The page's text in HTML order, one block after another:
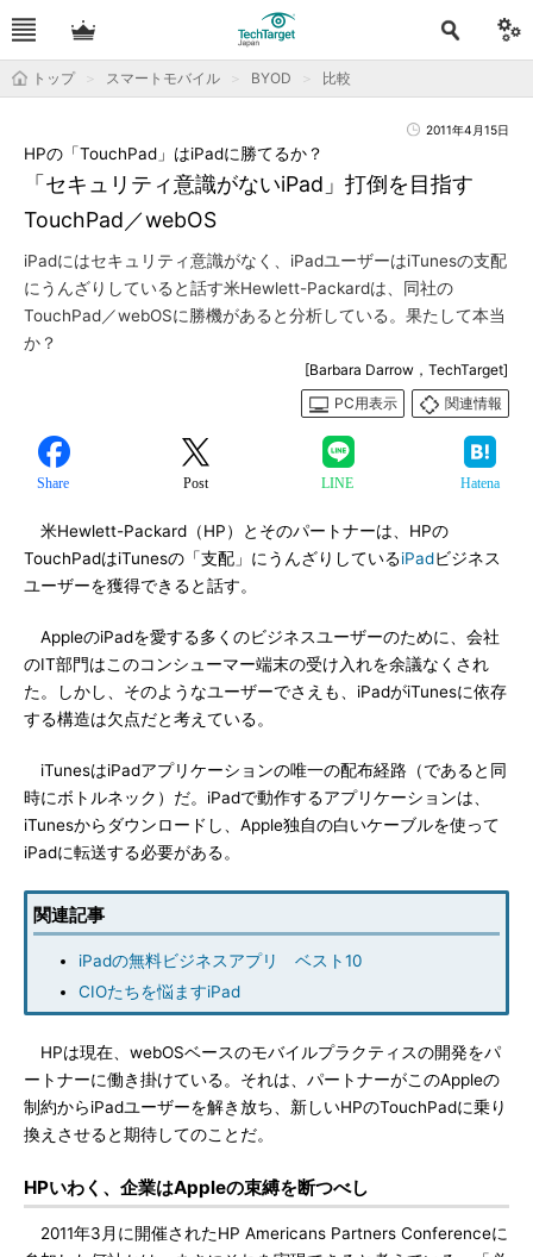
トップ スマートモバイル BYOD 比較
2011年4月15日
「セキュリティ意識がないiPad」打倒を目指す
TouchPad／webOS
HPの「TouchPad」はiPadに勝てるか？
iPadにはセキュリティ意識がなく、iPadユーザーはiTunesの支配
にうんざりしていると話す米Hewlett-Packardは、同社の
TouchPad／webOSに勝機があると分析している。果たして本当
か？
[Barbara Darrow，TechTarget]
PC用表示
関連情報
Share Post LINE Hatena
米Hewlett-Packard（HP）とそのパートナーは、HPの
TouchPadはiTunesの「支配」にうんざりしているiPadビジネス
ユーザーを獲得できると話す。
AppleのiPadを愛する多くのビジネスユーザーのために、会社
のIT部門はこのコンシューマー端末の受け入れを余議なくされ
た。しかし、そのようなユーザーでさえも、iPadがiTunesに依存
する構造は欠点だと考えている。
iTunesはiPadアプリケーションの唯一の配布経路（であると同
時にボトルネック）だ。iPadで動作するアプリケーションは、
iTunesからダウンロードし、Apple独自の白いケーブルを使って
iPadに転送する必要がある。
関連記事
iPadの無料ビジネスアプリ ベスト10
CIOたちを悩ますiPad
HPは現在、webOSベースのモバイルプラクティスの開発をパ
ートナーに働き掛けている。それは、パートナーがこのAppleの
制約からiPadユーザーを解き放ち、新しいHPのTouchPadに乗り
換えさせると期待してのことだ。
HPいわく、企業はAppleの束縛を断つべし
2011年3月に開催されたHP Americans Partners Conferenceに